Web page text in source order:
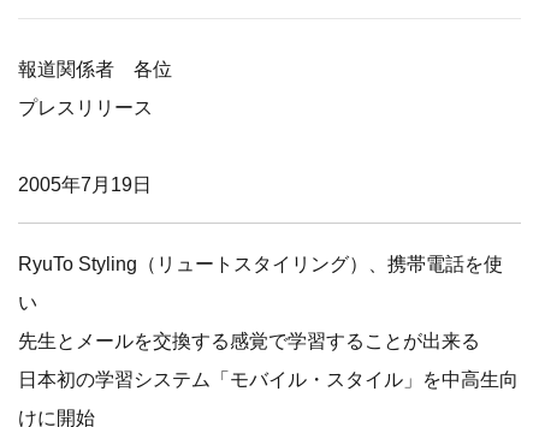
報道関係者 各位
プレスリリース
2005年7月19日
RyuTo Styling（リュートスタイリング）、携帯電話を使
い
先生とメールを交換する感覚で学習することが出来る
日本初の学習システム「モバイル・スタイル」を中高生向
けに開始